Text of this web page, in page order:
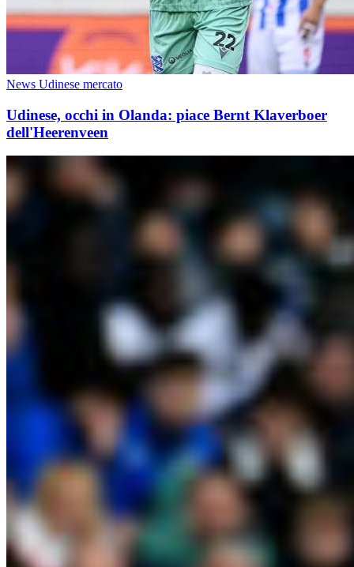
News Udinese mercato
Udinese, occhi in Olanda: piace Bernt Klaverboer
dell'Heerenveen